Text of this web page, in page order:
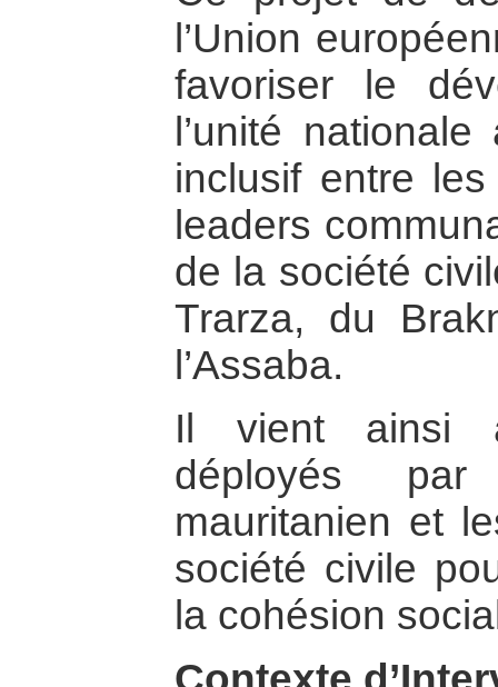
l’Union
favoriser le
l’unité
inclusif entre
leaders
de la société
Trarza, du
l’Assaba.
Il vient ainsi
déployés par
mauritanien et
société civile
la cohésion